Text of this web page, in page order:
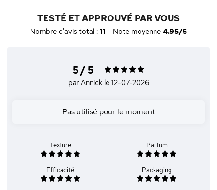
TESTÉ ET APPROUVÉ PAR VOUS
Nombre d'avis total : 11 - Note moyenne 4.95/5
5 / 5
par Annick le 12-07-2026
Pas utilisé pour le moment
Texture Parfum
Efficacité Packaging